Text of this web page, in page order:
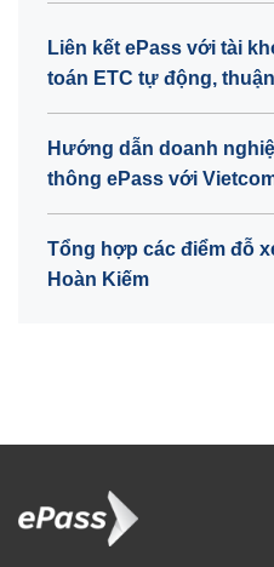
Liên kết ePass với tài
toán ETC tự động,
Hướng dẫn doanh
thông ePass với
Tổng hợp các điểm đỗ
Hoàn Kiếm